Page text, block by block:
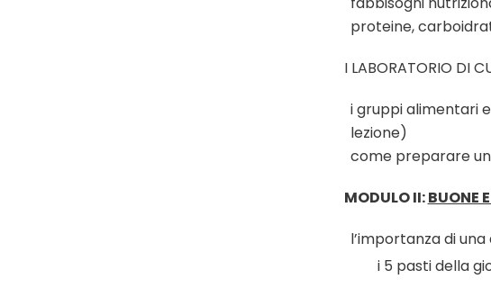
proteine,
I LABORATORIO DI
i gruppi alimentari
lezione)
come preparare
MODULO II:BUONE
l’importanza di
i 5 pasti della